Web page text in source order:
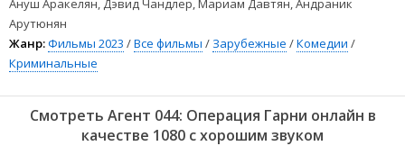
Ануш Аракелян, Дэвид Чандлер, Мариам Давтян, Андраник
Арутюнян
Жанр:Фильмы 2023 /Все фильмы / Зарубежные /Комедии /
Криминальные
Смотреть Агент 044: Операция Гарни онлайн в
качестве 1080 с хорошим звуком